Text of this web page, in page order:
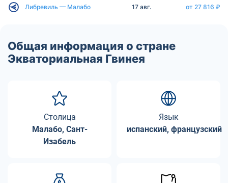
Либревиль — Малабо 17 авг. от 27 816 ₽
Общая информация о стране
Экваториальная Гвинея
Столица
Малабо, Сант-
Изабель
Язык
испанский, французский